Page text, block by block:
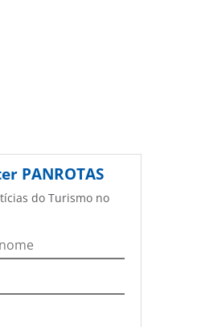
PANROTAS
do Turismo no